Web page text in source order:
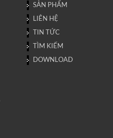
SẢN PHẨM
LIÊN HỆ
TIN TỨC
TÌM KIẾM
DOWNLOAD